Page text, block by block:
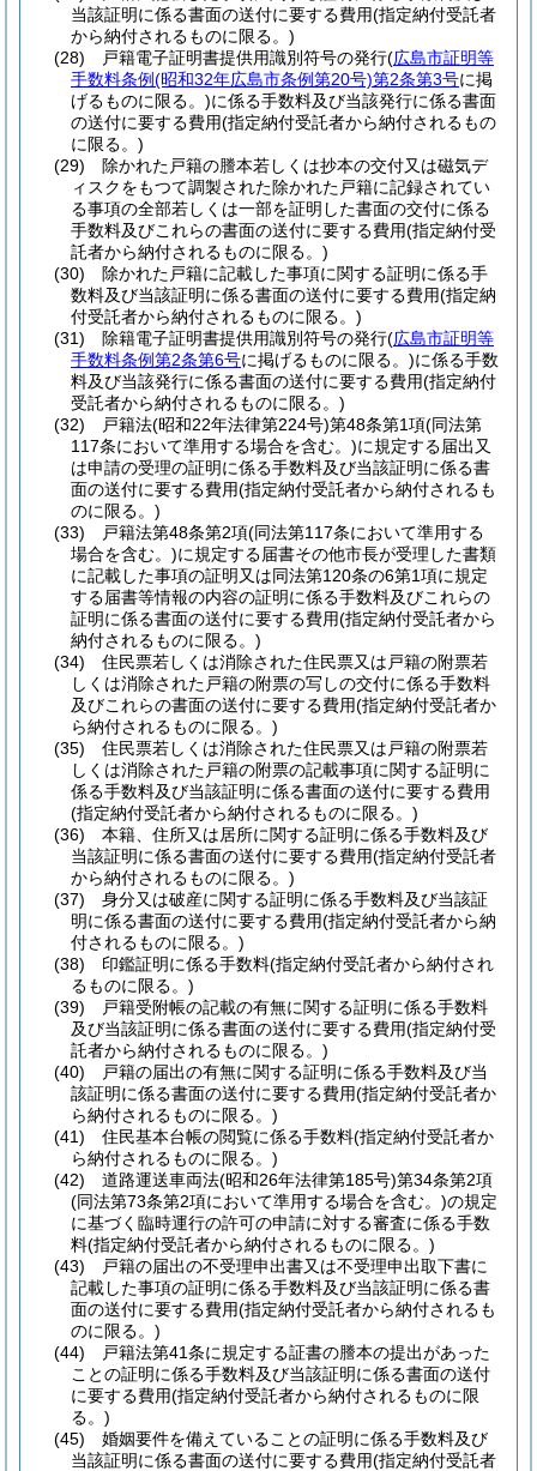
当該証明に係る書面の送付に要する費用(指定納付受託者
から納付されるものに限る。)
(28)
戸籍電子証明書提供用識別符号の発行(広島市証明等
手数料条例(昭和32年広島市条例第20号)第2条第3号に掲
げるものに限る。)に係る手数料及び当該発行に係る書面
の送付に要する費用(指定納付受託者から納付されるもの
に限る。)
(29)
除かれた戸籍の謄本若しくは抄本の交付又は磁気デ
ィスクをもつて調製された除かれた戸籍に記録されてい
る事項の全部若しくは一部を証明した書面の交付に係る
手数料及びこれらの書面の送付に要する費用(指定納付受
託者から納付されるものに限る。)
(30)
除かれた戸籍に記載した事項に関する証明に係る手
数料及び当該証明に係る書面の送付に要する費用(指定納
付受託者から納付されるものに限る。)
(31)
除籍電子証明書提供用識別符号の発行(広島市証明等
手数料条例第2条第6号に掲げるものに限る。)に係る手数
料及び当該発行に係る書面の送付に要する費用(指定納付
受託者から納付されるものに限る。)
(32)
戸籍法(昭和22年法律第224号)第48条第1項(同法第
117条において準用する場合を含む。)に規定する届出又
は申請の受理の証明に係る手数料及び当該証明に係る書
面の送付に要する費用(指定納付受託者から納付されるも
のに限る。)
(33)
戸籍法第48条第2項(同法第117条において準用する
場合を含む。)に規定する届書その他市長が受理した書類
に記載した事項の証明又は同法第120条の6第1項に規定
する届書等情報の内容の証明に係る手数料及びこれらの
証明に係る書面の送付に要する費用(指定納付受託者から
納付されるものに限る。)
(34)
住民票若しくは消除された住民票又は戸籍の附票若
しくは消除された戸籍の附票の写しの交付に係る手数料
及びこれらの書面の送付に要する費用(指定納付受託者か
ら納付されるものに限る。)
(35)
住民票若しくは消除された住民票又は戸籍の附票若
しくは消除された戸籍の附票の記載事項に関する証明に
係る手数料及び当該証明に係る書面の送付に要する費用
(指定納付受託者から納付されるものに限る。)
(36)
本籍、住所又は居所に関する証明に係る手数料及び
当該証明に係る書面の送付に要する費用(指定納付受託者
から納付されるものに限る。)
(37)
身分又は破産に関する証明に係る手数料及び当該証
明に係る書面の送付に要する費用(指定納付受託者から納
付されるものに限る。)
(38)
印鑑証明に係る手数料(指定納付受託者から納付され
るものに限る。)
(39)
戸籍受附帳の記載の有無に関する証明に係る手数料
及び当該証明に係る書面の送付に要する費用(指定納付受
託者から納付されるものに限る。)
(40)
戸籍の届出の有無に関する証明に係る手数料及び当
該証明に係る書面の送付に要する費用(指定納付受託者か
ら納付されるものに限る。)
(41)
住民基本台帳の閲覧に係る手数料(指定納付受託者か
ら納付されるものに限る。)
(42)
道路運送車両法(昭和26年法律第185号)第34条第2項
(同法第73条第2項において準用する場合を含む。)の規定
に基づく臨時運行の許可の申請に対する審査に係る手数
料(指定納付受託者から納付されるものに限る。)
(43)
戸籍の届出の不受理申出書又は不受理申出取下書に
記載した事項の証明に係る手数料及び当該証明に係る書
面の送付に要する費用(指定納付受託者から納付されるも
のに限る。)
(44)
戸籍法第41条に規定する証書の謄本の提出があった
ことの証明に係る手数料及び当該証明に係る書面の送付
に要する費用(指定納付受託者から納付されるものに限
る。)
(45)
婚姻要件を備えていることの証明に係る手数料及び
当該証明に係る書面の送付に要する費用(指定納付受託者